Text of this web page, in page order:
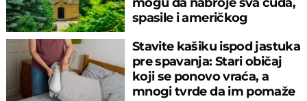
spasile i američkog
Stavite kašiku ispod jastuka
pre spavanja: Stari običaj
koji se ponovo vraća, a
mnogi tvrde da im pomaže